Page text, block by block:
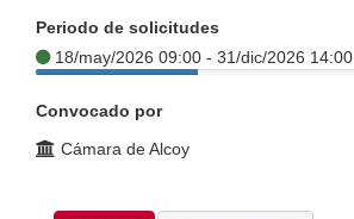
Periodo de solicitudes
18/may/2026 09:00 - 31/dic/2026 14:00
Convocado por
Cámara de Alcoy